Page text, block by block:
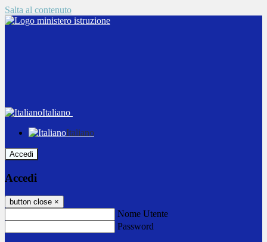
Salta al contenuto
Italiano
Italiano
Accedi
Accedi
button close ×
Nome Utente
Password